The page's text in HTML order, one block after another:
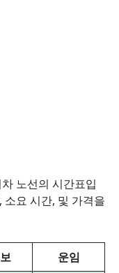
노선의 시간표입
소요 시간, 및 가격을
운임